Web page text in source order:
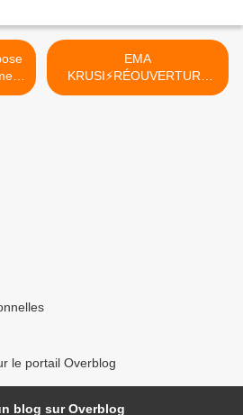
EMA
KRUSI⚡️RÉOUVERTURE
DE LA BOUTIQUE >
le portail Overblog
blog sur Overblog